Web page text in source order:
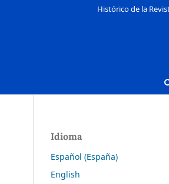
Histórico de la
Idioma
Español (España)
English